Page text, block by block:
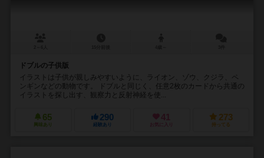
ドブルの子供版
イラストは子供が親しみやすいように、ライオン、ゾウ、クジラ、ペ
ンギンなどの動物です。 ドブルと同じく、任意2枚のカードから共通の
イラストを探し出す、観察力と反射神経を使...
65
興味あり
290
経験あり
41
お気に入り
273
持ってる